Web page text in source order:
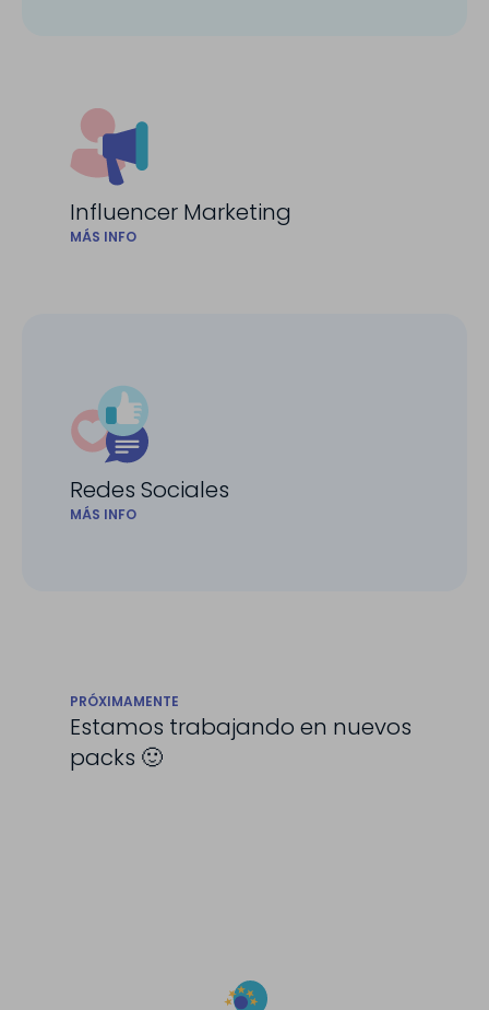
Influencer Marketing
MÁS INFO
Redes Sociales
MÁS INFO
PRÓXIMAMENTE
Estamos trabajando en nuevos
packs 🙂